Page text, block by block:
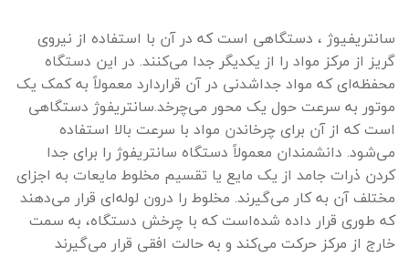
سانتریفیوژ ، دستگاهی است که در آن با استفاده از نیروی
گریز از مرکز مواد را از یکدیگر جدا می‌کنند. در این دستگاه
محفظه‌ای که مواد جداشدنی در آن قراردارد معمولاً به کمک یک
موتور به سرعت حول یک محور می‌چرخد.سانتریفوژ دستگاهی
است که از آن برای چرخاندن مواد با سرعت بالا استفاده
می‌شود. دانشمندان معمولاً دستگاه سانتریفوژ را برای جدا
کردن ذرات جامد از یک مایع یا تقسیم مخلوط مایعات به اجزای
مختلف آن به کار می‌گیرند. مخلوط را درون لوله‌ای قرار می‌دهند
که طوری قرار داده شده‌است که با چرخش دستگاه، به سمت
خارج از مرکز حرکت می‌کند و به حالت افقی قرار می‌گیرند